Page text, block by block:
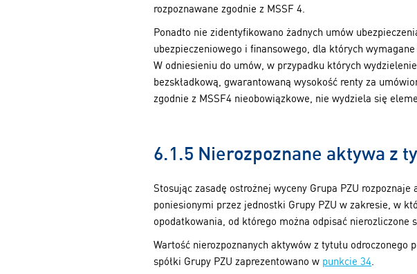
rozpoznawane zgodnie z MSSF 4.
Ponadto nie zidentyfikowano żadnych umów
ubezpieczeniowego i finansowego, dla których
W odniesieniu do umów, w przypadku których
bezskładkową, gwarantowaną wysokość renty za
zgodnie z MSSF4 nieobowiązkowe, nie wydziela się
6.1.5 Nierozpoznane aktywa z
Stosując zasadę ostrożnej wyceny Grupa PZU
poniesionymi przez jednostki Grupy PZU w zakresie, w
opodatkowania, od którego można odpisać nierozliczone
Wartość nierozpoznanych aktywów z tytułu
spółki Grupy PZU zaprezentowano w punkcie 34.